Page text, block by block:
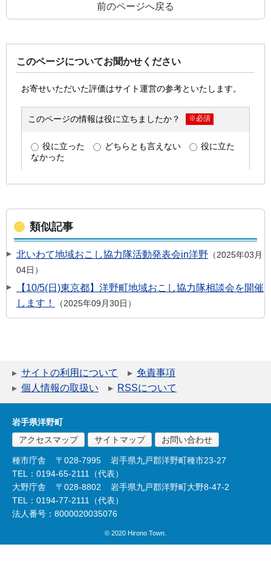
前のページへ戻る
このページについてお聞かせください
類似記事
北いわて地域おこし協力隊活動発表会in洋野
2025年03月
04日
【10/5(日)東京都】洋野町地域おこし協力隊相談会を開催
します！
2025年09月30日
サイトの利用について
免責事項
個人情報の取扱い
RSSについて
岩手県洋野町
アクセスマップ
サイトマップ お問い合わせ
種市庁舎 〒028-7995
岩手県九戸郡洋野町種市23-27
TEL：0194-65-2111（代表）
大野庁舎
〒028-8802
岩手県九戸郡洋野町大野8-47-2
TEL：0194-77-2111（代表）
法人番号：8000020035076
© 2020 Hirono Town.